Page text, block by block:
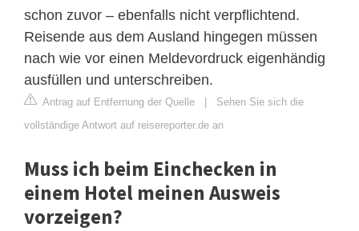
schon zuvor – ebenfalls nicht verpflichtend.
Reisende aus dem Ausland hingegen müssen
nach wie vor einen Meldevordruck eigenhändig
ausfüllen und unterschreiben.
Antrag auf Entfernung der Quelle
Sehen Sie sich die
vollständige Antwort auf reisereporter.de an
Muss ich beim Einchecken in
einem Hotel meinen Ausweis
vorzeigen?